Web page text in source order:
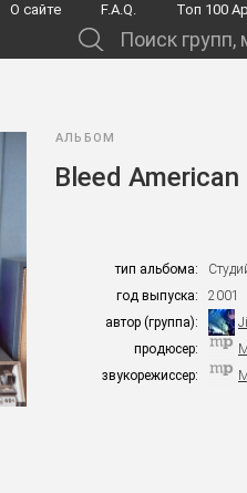
О сайте F.A.Q. Toп 100
АЛЬБОМ
Bleed American
тип альбома:
год выпуска:
2001
автор (группа):
продюсер:
звукорежиссер: